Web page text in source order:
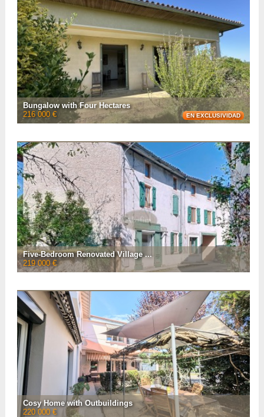
• Número de habitaciones :
5
• Número de habitaciones :
260 m²
• Espacio habitable :
3 000 m²
• Superficie del terreno :
AF26767
• Referencia :
VER LA FICHA CON20FOTOS
Bungalow with Four Hectares
EN EXCLUSIVIDAD
216 000 €
• Número de habitaciones :
• Número de habitaciones :
• Espacio habitable :
39 795 m²
• Superficie del terreno :
AF26730
• Referencia :
VER LA FICHA CON16FOTOS
Five-Bedroom Renovated Village ...
219 000 €
spacious living room with ...
7
• Número de habitaciones :
5
• Número de habitaciones :
170 m²
• Espacio habitable :
90 m²
• Superficie del terreno :
AF26904
• Referencia :
VER LA FICHA CON20FOTOS
Cosy Home with Outbuildings
220 000 €